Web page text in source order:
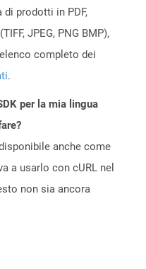
prodotti in PDF,
JPEG, PNG BMP),
completo dei
.
per la mia lingua
anche come
a usarlo con cURL nel
non sia ancora